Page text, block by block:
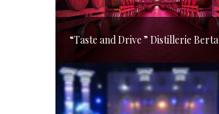
“Taste and Drive ” Distillerie Berta